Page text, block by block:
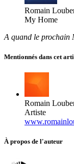
Romain
My Home
A quand le prochain
Mentionnés dans cet
Romain
Artiste
À propos de l'auteur